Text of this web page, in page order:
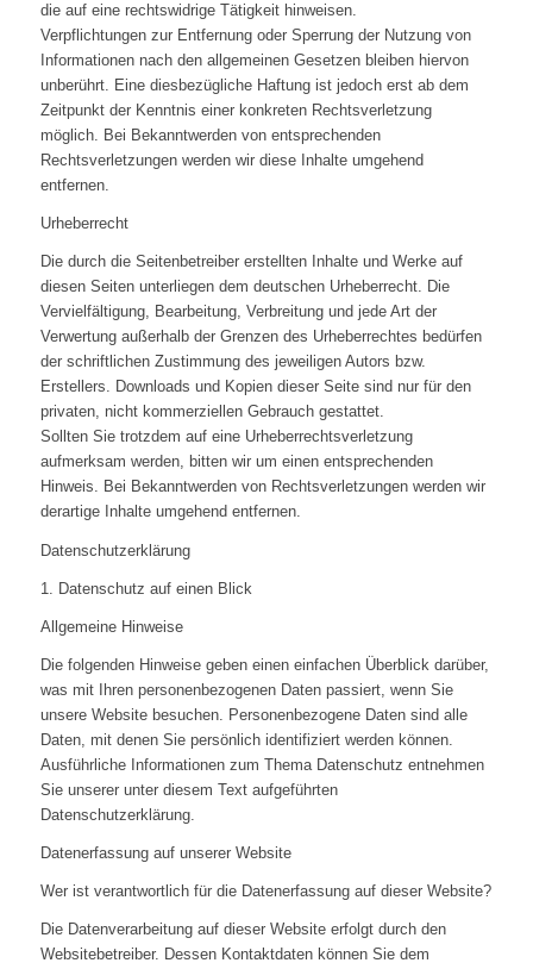
die auf eine rechtswidrige Tätigkeit hinweisen.
Verpflichtungen zur Entfernung oder Sperrung der Nutzung von
Informationen nach den allgemeinen Gesetzen bleiben hiervon
unberührt. Eine diesbezügliche Haftung ist jedoch erst ab dem
Zeitpunkt der Kenntnis einer konkreten Rechtsverletzung
möglich. Bei Bekanntwerden von entsprechenden
Rechtsverletzungen werden wir diese Inhalte umgehend
entfernen.
Urheberrecht
Die durch die Seitenbetreiber erstellten Inhalte und Werke auf
diesen Seiten unterliegen dem deutschen Urheberrecht. Die
Vervielfältigung, Bearbeitung, Verbreitung und jede Art der
Verwertung außerhalb der Grenzen des Urheberrechtes bedürfen
der schriftlichen Zustimmung des jeweiligen Autors bzw.
Erstellers. Downloads und Kopien dieser Seite sind nur für den
privaten, nicht kommerziellen Gebrauch gestattet.
Sollten Sie trotzdem auf eine Urheberrechtsverletzung
aufmerksam werden, bitten wir um einen entsprechenden
Hinweis. Bei Bekanntwerden von Rechtsverletzungen werden wir
derartige Inhalte umgehend entfernen.
Datenschutzerklärung
1. Datenschutz auf einen Blick
Allgemeine Hinweise
Die folgenden Hinweise geben einen einfachen Überblick darüber,
was mit Ihren personenbezogenen Daten passiert, wenn Sie
unsere Website besuchen. Personenbezogene Daten sind alle
Daten, mit denen Sie persönlich identifiziert werden können.
Ausführliche Informationen zum Thema Datenschutz entnehmen
Sie unserer unter diesem Text aufgeführten
Datenschutzerklärung.
Datenerfassung auf unserer Website
Wer ist verantwortlich für die Datenerfassung auf dieser Website?
Die Datenverarbeitung auf dieser Website erfolgt durch den
Websitebetreiber. Dessen Kontaktdaten können Sie dem